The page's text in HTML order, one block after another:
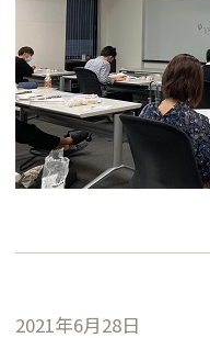
2021年6月28日